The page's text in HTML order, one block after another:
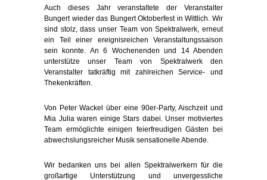
Auch dieses Jahr veranstaltete der Veranstalter
Bungert wieder das Bungert Oktoberfest in Wittlich. Wir
sind stolz, dass unser Team von Spektralwerk, erneut
ein Teil einer ereignisreichen Veranstaltungssaison
sein konnte. An 6 Wochenenden und 14 Abenden
unterstütze unser Team von Spektralwerk den
Veranstalter tatkräftig mit zahlreichen Service- und
Thekenkräften.
Von Peter Wackel über eine 90er-Party, Aischzeit und
Mia Julia waren einige Stars dabei. Unser motiviertes
Team ermöglichte einigen feierfreudigen Gästen bei
abwechslungsreicher Musik sensationelle Abende.
Wir bedanken uns bei allen Spektralwerkern für die
großartige Unterstützung und unvergessliche